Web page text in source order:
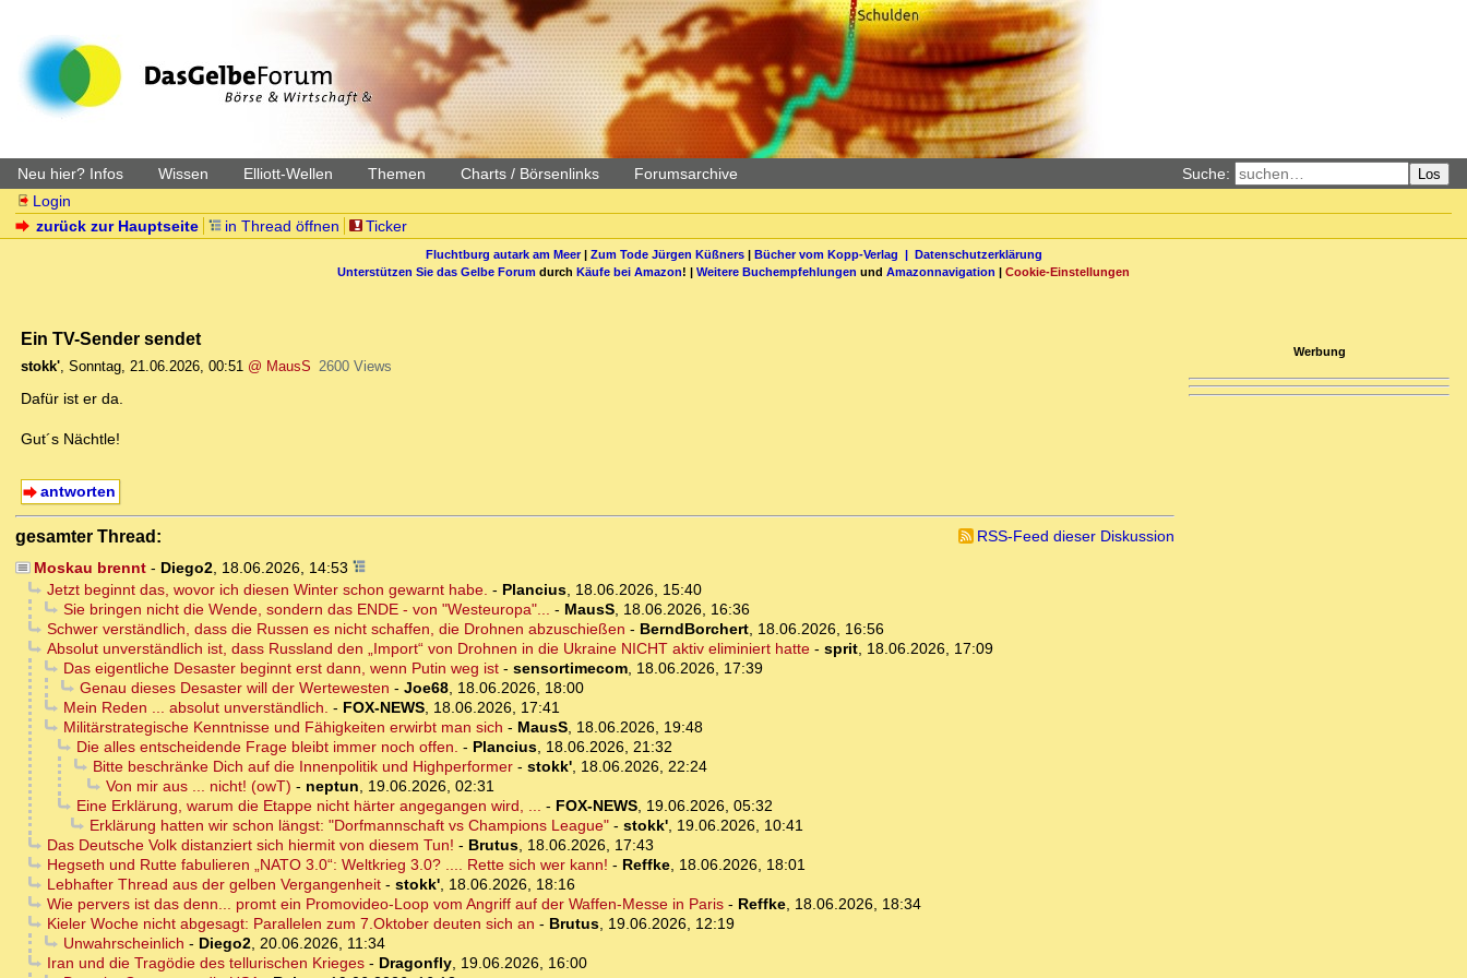
Neu hier? Infos Wissen Elliott-Wellen Themen Charts / Börsenlinks Forumsarchive Suche: Los
Login
zurück zur Hauptseite
in Thread öffnen Ticker
Fluchtburg autark am Meer| Zum Tode Jürgen Küßners| Bücher vom Kopp-Verlag | Datenschutzerklärung
Unterstützen Sie das Gelbe Forum durch Käufe bei Amazon! | Weitere Buchempfehlungen und Amazonnavigation | Cookie-Einstellungen
Ein TV-Sender sendet
stokk', Sonntag, 21.06.2026, 00:51 @ MausS 2600 Views
Dafür ist er da.
Gut´s Nächtle!
antworten
gesamter Thread:
RSS-Feed dieser Diskussion
Moskau brennt- Diego2, 18.06.2026, 14:53
Jetzt beginnt das, wovor ich diesen Winter schon gewarnt habe. - Plancius, 18.06.2026, 15:40
Sie bringen nicht die Wende, sondern das ENDE - von "Westeuropa"... - MausS, 18.06.2026, 16:36
Schwer verständlich, dass die Russen es nicht schaffen, die Drohnen abzuschießen - BerndBorchert, 18.06.2026, 16:56
Absolut unverständlich ist, dass Russland den „Import“ von Drohnen in die Ukraine NICHT aktiv eliminiert hatte- sprit, 18.06.2026, 17:09
Das eigentliche Desaster beginnt erst dann, wenn Putin weg ist- sensortimecom, 18.06.2026, 17:39
Genau dieses Desaster will der Wertewesten - Joe68, 18.06.2026, 18:00
Mein Reden ... absolut unverständlich. - FOX-NEWS, 18.06.2026, 17:41
Militärstrategische Kenntnisse und Fähigkeiten erwirbt man sich - MausS, 18.06.2026, 19:48
Die alles entscheidende Frage bleibt immer noch offen. - Plancius, 18.06.2026, 21:32
Bitte beschränke Dich auf die Innenpolitik und Highperformer- stokk', 18.06.2026, 22:24
Von mir aus ... nicht! (owT) - neptun, 19.06.2026, 02:31
Eine Erklärung, warum die Etappe nicht härter angegangen wird, ... - FOX-NEWS, 19.06.2026, 05:32
Erklärung hatten wir schon längst: "Dorfmannschaft vs Champions League"- stokk', 19.06.2026, 10:41
Das Deutsche Volk distanziert sich hiermit von diesem Tun! - Brutus, 18.06.2026, 17:43
Hegseth und Rutte fabulieren „NATO 3.0“: Weltkrieg 3.0? .... Rette sich wer kann! - Reffke, 18.06.2026, 18:01
Lebhafter Thread aus der gelben Vergangenheit- stokk', 18.06.2026, 18:16
Wie pervers ist das denn... promt ein Promovideo-Loop vom Angriff auf der Waffen-Messe in Paris- Reffke, 18.06.2026, 18:34
Kieler Woche nicht abgesagt: Parallelen zum 7.Oktober deuten sich an - Brutus, 19.06.2026, 12:19
Unwahrscheinlich - Diego2, 20.06.2026, 11:34
Iran und die Tragödie des tellurischen Krieges- Dragonfly, 19.06.2026, 16:00
Werbung